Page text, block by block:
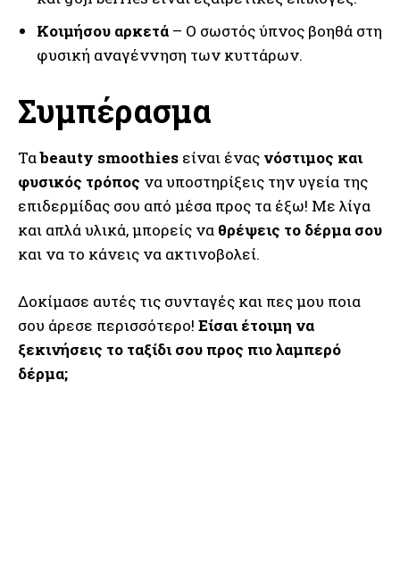
Κοιμήσου αρκετά – Ο σωστός ύπνος βοηθά στη
φυσική αναγέννηση των κυττάρων.
Συμπέρασμα
Ταbeauty smoothies είναι ένας νόστιμος και
φυσικός τρόπος να υποστηρίξεις την υγεία της
επιδερμίδας σου από μέσα προς τα έξω! Με λίγα
και απλά υλικά, μπορείς να θρέψεις το δέρμα σου
και να το κάνεις να ακτινοβολεί.
Δοκίμασε αυτές τις συνταγές και πες μου ποια
σου άρεσε περισσότερο! Είσαι έτοιμη να
ξεκινήσεις το ταξίδι σου προς πιο λαμπερό
δέρμα;